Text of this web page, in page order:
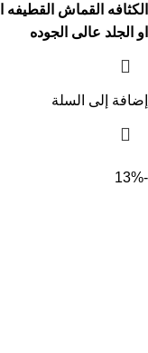
الكثافه القماش القطيفه
او الجلد عالى الجوده
إضافة إلى السلة
-13%